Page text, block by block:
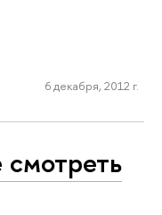
6 декабря, 2012 г.